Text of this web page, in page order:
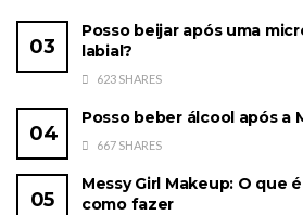
Posso beijar após uma
labial?
623 SHARES
Posso beber álcool após a
667 SHARES
Messy Girl Makeup: O que
como fazer